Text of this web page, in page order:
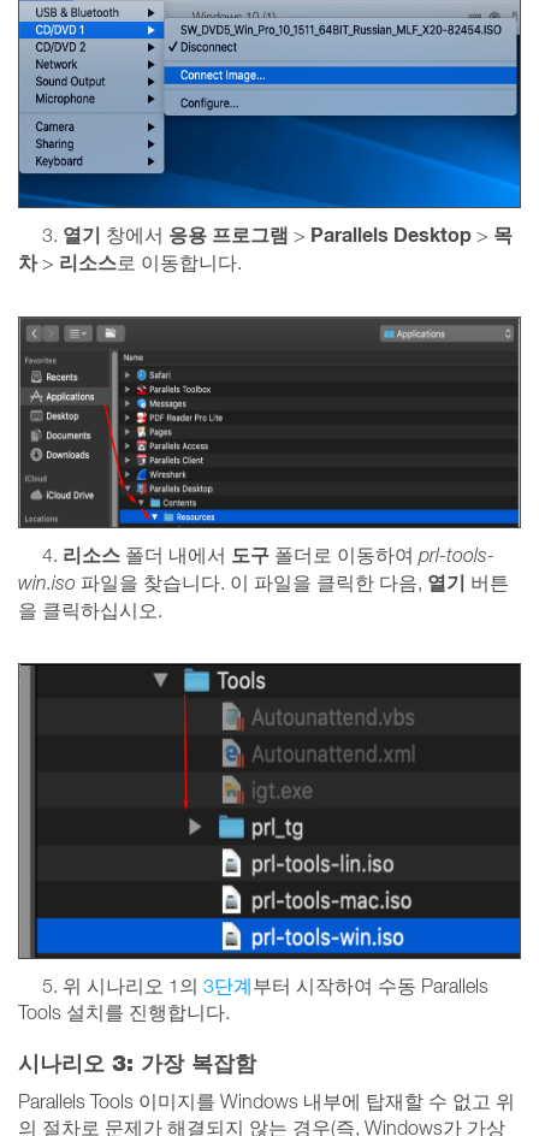
3. 열기 창에서 응용 프로그램 > Parallels Desktop > 목
차> 리소스로 이동합니다.
4. 리소스 폴더 내에서 도구 폴더로 이동하여 prl-tools-
win.iso 파일을 찾습니다. 이 파일을 클릭한 다음, 열기 버튼
을 클릭하십시오.
5. 위 시나리오 1의 3단계부터 시작하여 수동 Parallels
Tools 설치를 진행합니다.
시나리오 3: 가장 복잡함
Parallels Tools 이미지를 Windows 내부에 탑재할 수 없고 위
의 절차로 문제가 해결되지 않는 경우(즉, Windows가 가상